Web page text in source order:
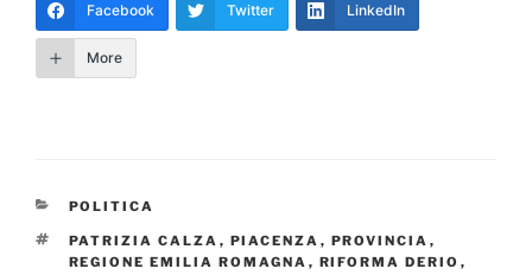
Facebook Twitter LinkedIn
More
CATEGORIE
POLITICA
TAG
PATRIZIA CALZA , PIACENZA , PROVINCIA ,
REGIONE EMILIA ROMAGNA , RIFORMA DERIO ,